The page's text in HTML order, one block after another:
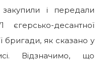
і передали
десантної
бригади, як сказано у
Відзначимо, що